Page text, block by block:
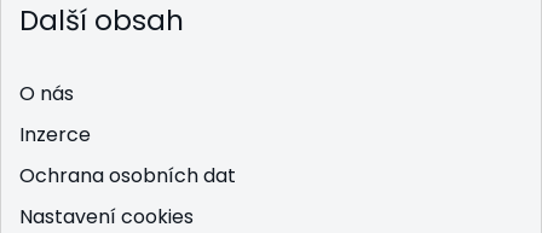
Další obsah
O nás
Inzerce
Ochrana osobních dat
Nastavení cookies